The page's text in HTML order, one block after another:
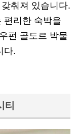
춰져 있습니다.
편리한 숙박을
펀 골도르 박물
다.
티